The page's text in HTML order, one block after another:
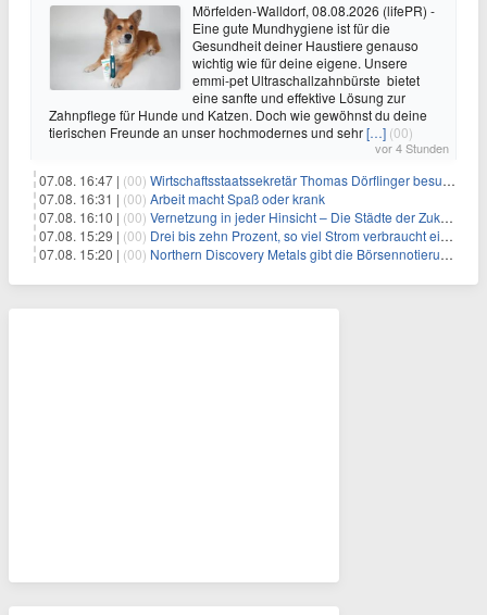
Mörfelden-Walldorf, 08.08.2026 (lifePR) -
Eine gute Mundhygiene ist für die
Gesundheit deiner Haustiere genauso
wichtig wie für deine eigene. Unsere
emmi-pet Ultraschallzahnbürste bietet
eine sanfte und effektive Lösung zur
Zahnpflege für Hunde und Katzen. Doch wie gewöhnst du deine
tierischen Freunde an unser hochmodernes und sehr[…] (00)
vor 4 Stunden
07.08. 16:47 | (00) Wirtschaftsstaatssekretär Thomas Dörflinger besucht Handwerksbetrieb im Kammerbezirk Freiburg
07.08. 16:31 | (00) Arbeit macht Spaß oder krank
07.08. 16:10 | (00) Vernetzung in jeder Hinsicht – Die Städte der Zukunft sind grün-blau
07.08. 15:29 | (00) Drei bis zehn Prozent, so viel Strom verbraucht ein Aufzug im Gebäude
07.08. 15:20 | (00) Northern Discovery Metals gibt die Börsennotierung an der Frankfurter Wertpapierbörse bekannt